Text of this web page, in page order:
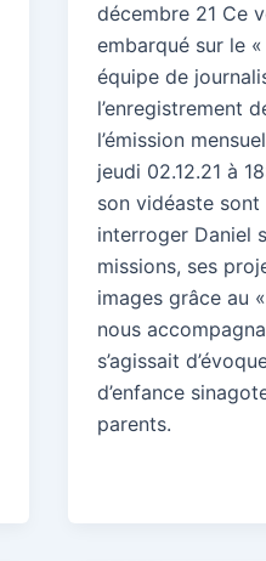
décembre 21 Ce
embarqué sur le
équipe de
l’enregistrement
l’émission
jeudi 02.12.21 à
son vidéaste
interroger Daniel
missions, ses
images grâce au
nous
s’agissait
d’enfance
parents.